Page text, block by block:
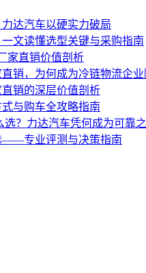
达汽车以硬实力破局
文读懂选型关键与采购指南
家直销价值剖析
销，为何成为冷链物流企业
销的深层价值剖析
与购车全攻略指南
选？力达汽车凭何成为可靠
——专业评测与决策指南